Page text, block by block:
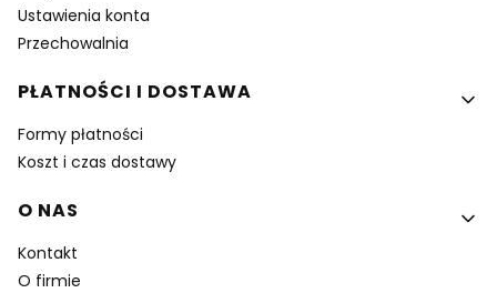
Ustawienia konta
Przechowalnia
PŁATNOŚCI I DOSTAWA
Formy płatności
Koszt i czas dostawy
O NAS
Kontakt
O firmie